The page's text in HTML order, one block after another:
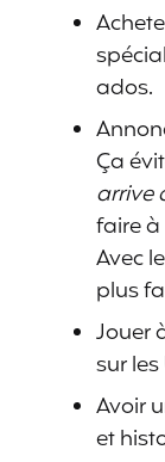
ados.
Ça
arrive
faire à
Avec
plus
Jouer
sur
Avoir
et